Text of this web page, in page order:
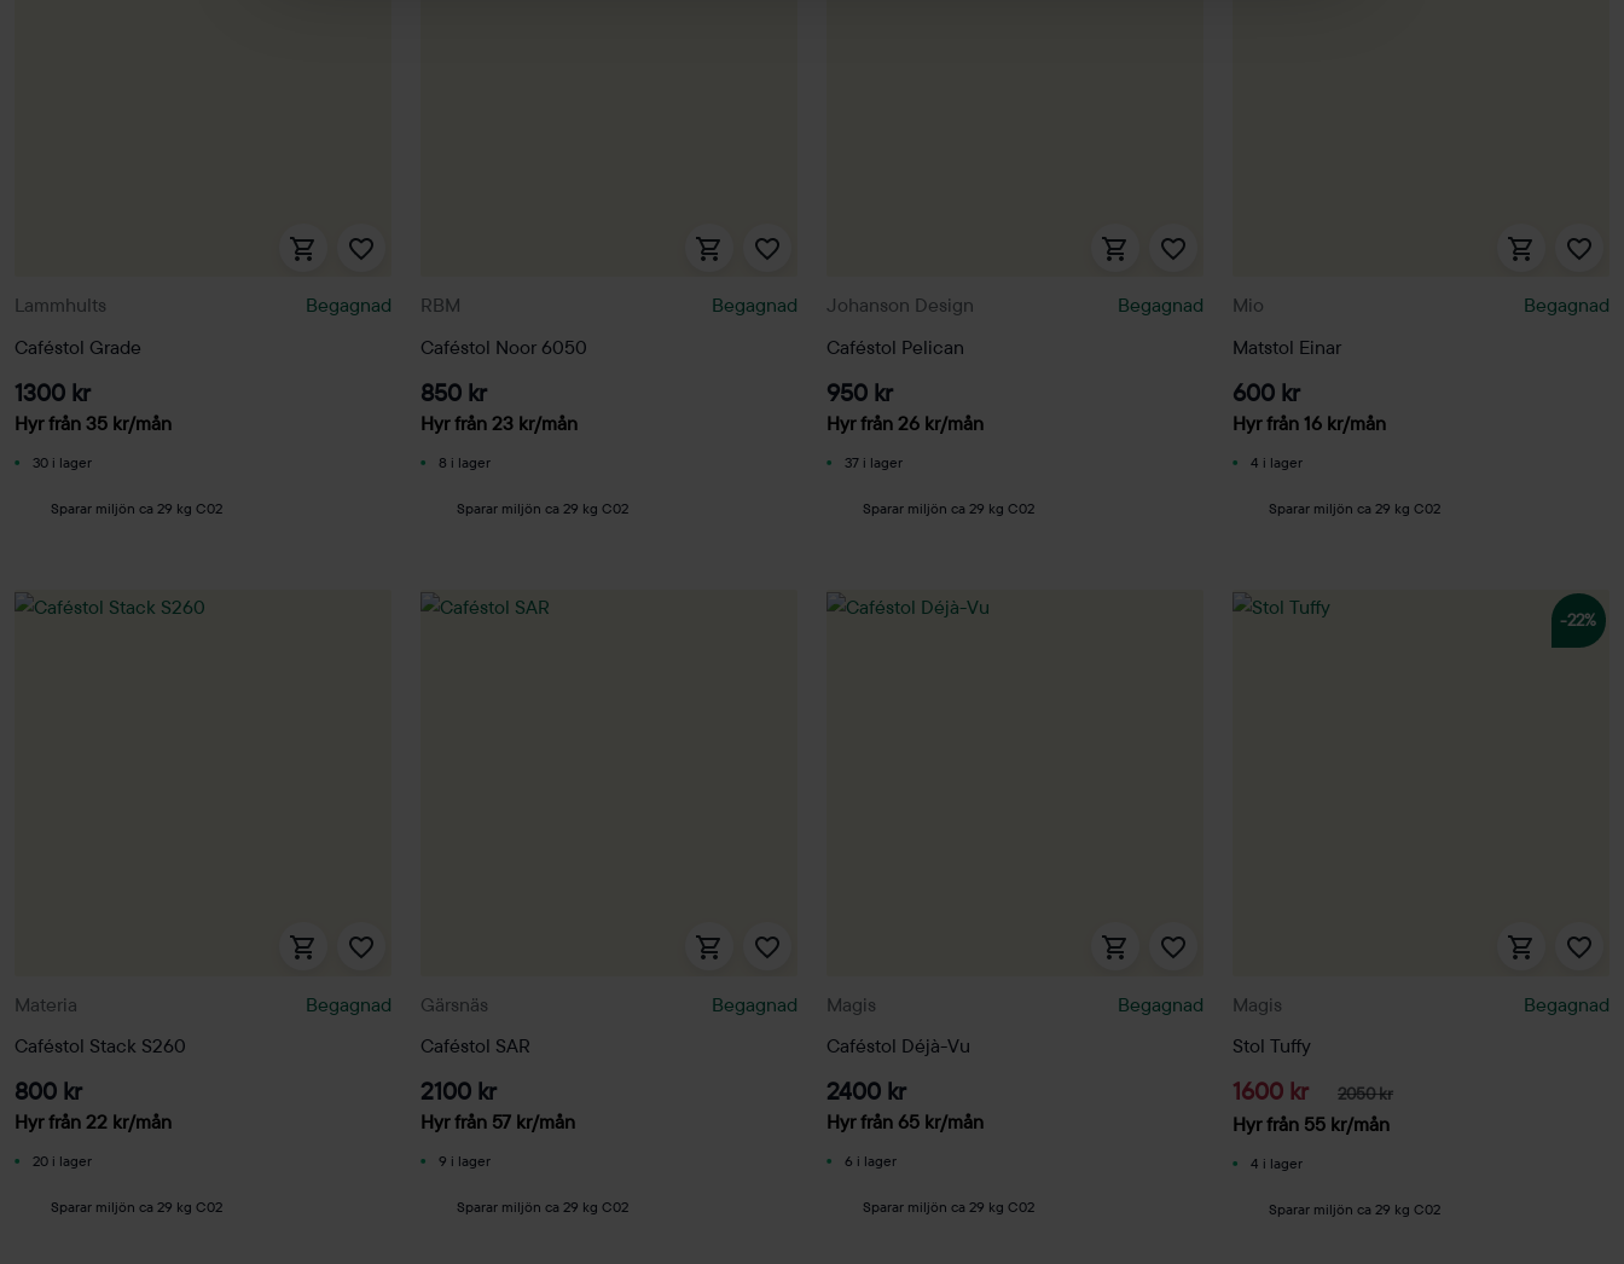
Lammhults
Begagnad
Caféstol Grade
1300 kr
Hyr från 35 kr/mån
30 i lager
Sparar miljön ca 29 kg C02
RBM
Begagnad
Caféstol Noor 6050
850 kr
Hyr från 23 kr/mån
8 i lager
Sparar miljön ca 29 kg C02
Johanson Design
Begagnad
Caféstol Pelican
950 kr
Hyr från 26 kr/mån
37 i lager
Sparar miljön ca 29 kg C02
Mio
Begagnad
Matstol Einar
600 kr
Hyr från 16 kr/mån
4 i lager
Sparar miljön ca 29 kg C02
Materia
Begagnad
Caféstol Stack S260
800 kr
Hyr från 22 kr/mån
20 i lager
Sparar miljön ca 29 kg C02
Gärsnäs
Begagnad
Caféstol SAR
2100 kr
Hyr från 57 kr/mån
9 i lager
Sparar miljön ca 29 kg C02
Magis
Begagnad
Caféstol Déjà-Vu
2400 kr
Hyr från 65 kr/mån
6 i lager
Sparar miljön ca 29 kg C02
-22%
Magis
Begagnad
Stol Tuffy
1600 kr 2050 kr
Hyr från 55 kr/mån
4 i lager
Sparar miljön ca 29 kg C02